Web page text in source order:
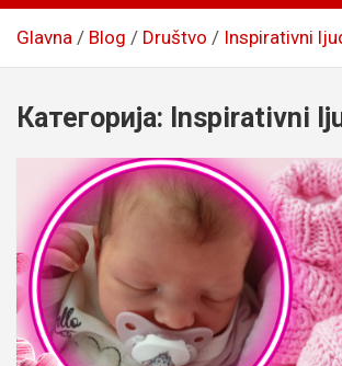
Glavna Blog Društvo Inspirativni
Категорија: Inspirativni